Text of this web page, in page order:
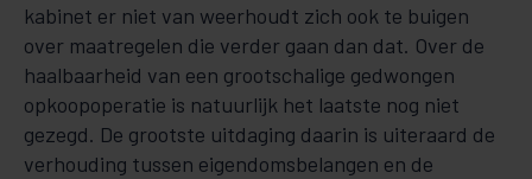
kabinet er niet van weerhoudt zich ook te buigen
over maatregelen die verder gaan dan dat. Over de
haalbaarheid van een grootschalige gedwongen
opkoopoperatie is natuurlijk het laatste nog niet
gezegd. De grootste uitdaging daarin is uiteraard de
verhouding tussen eigendomsbelangen en de